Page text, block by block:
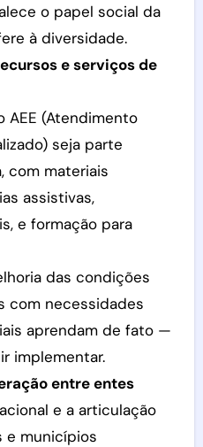
o papel social da
à diversidade.
e serviços de
AEE (Atendimento
seja parte
com materiais
assistivas,
e formação para
das condições
com necessidades
aprendam de fato —
implementar.
entre entes
e a articulação
e municípios